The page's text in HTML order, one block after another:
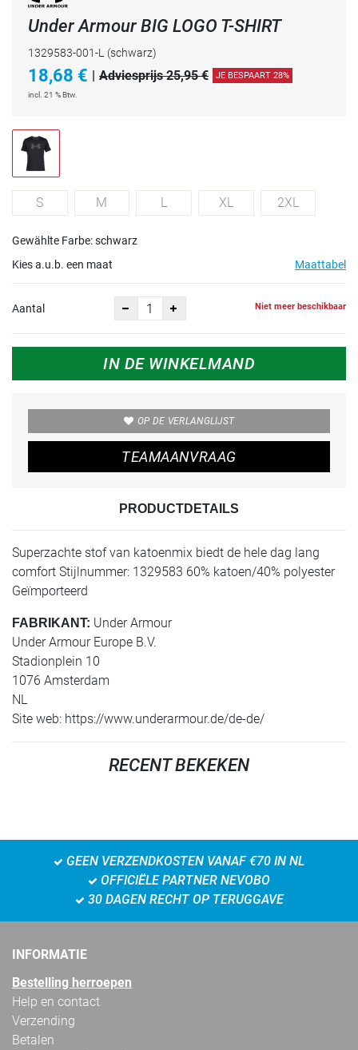
Under Armour BIG LOGO T-SHIRT
1329583-001-L (schwarz)
18,68 € | Adviesprijs 25,95 € JE BESPAART 28%
incl. 21 % Btw.
S M L XL 2XL
Gewählte Farbe: schwarz
Kies a.u.b. een maat
Maattabel
Aantal Niet meer beschikbaar
IN DE WINKELMAND
OP DE VERLANGLIJST
TEAMAANVRAAG
PRODUCTDETAILS
Superzachte stof van katoenmix biedt de hele dag lang
comfort Stijlnummer: 1329583 60% katoen/40% polyester
Geïmporteerd
FABRIKANT: Under Armour
Under Armour Europe B.V.
Stadionplein 10
1076 Amsterdam
NL
Site web: https://www.underarmour.de/de-de/
RECENT BEKEKEN
GEEN VERZENDKOSTEN VANAF €70 IN NL
OFFICIËLE PARTNER NEVOBO
30 DAGEN RECHT OP TERUGGAVE
INFORMATIE
Bestelling herroepen
Help en contact
Verzending
Betalen